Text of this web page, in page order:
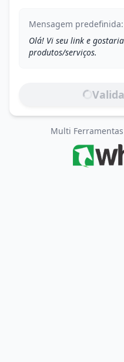
Mensagem predefinida:
Olá! Vi seu link e
produtos/serviços.
Multi